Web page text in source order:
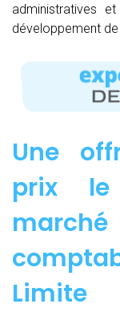
administratives
développement
Une
prix
Limite